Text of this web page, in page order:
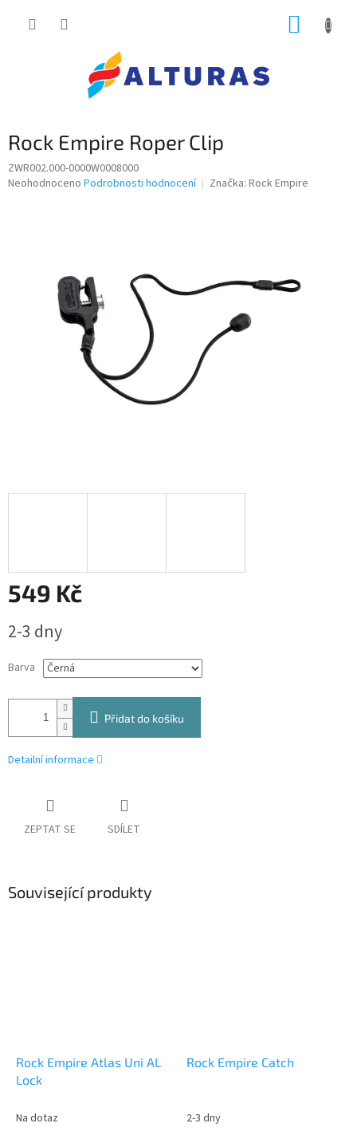
Rock Empire Roper Clip
ZWR002.000-0000W0008000
Průměrné
hvězdiček.
Neohodnoceno Podrobnosti hodnocení Značka: Rock Empire
549 Kč
cena:
2-3 dny
Barva
Přidat do košíku
Detailní informace
ZEPTAT SE SDÍLET
Související produkty
Rock Empire Atlas Uni AL
Lock
Na dotaz
Rock Empire Catch
2-3 dny